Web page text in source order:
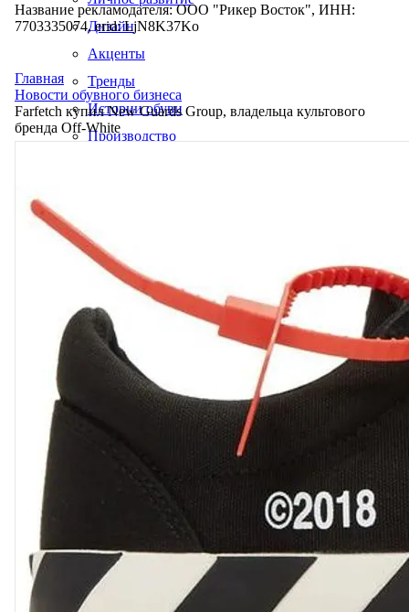
Дизайн
Акценты
Тренды
Истории обуви
Производство
Название рекламодателя: ООО "Рикер Восток", ИНН:
7703335074, erid: LjN8K37Ko
Главная
Новости обувного бизнеса
Farfetch купил New Guards Group, владельца культового
бренда Off-White